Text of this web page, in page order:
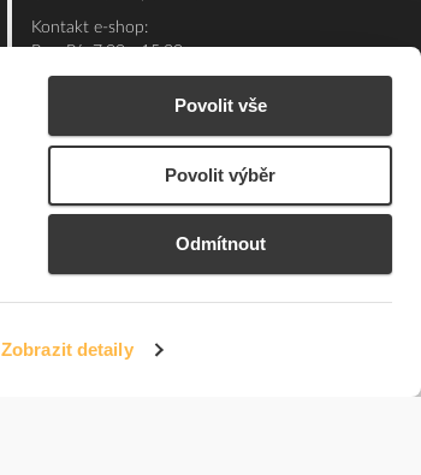
Zobrazit detaily
Povolit vše
Povolit výběr
Odmítnout
Kontakt e-shop:
Po - Pá: 7:00 - 15:30
E-mail:eshop@elfetex.cz